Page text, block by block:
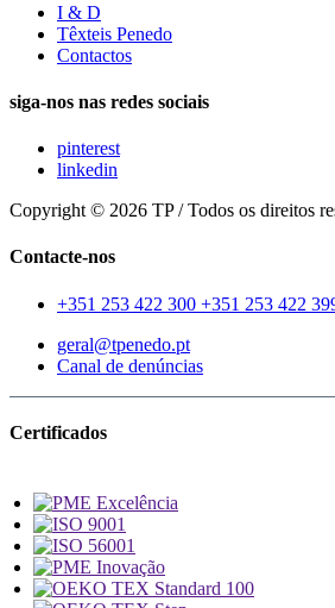
I & D
Têxteis Penedo
Contactos
siga-nos nas redes sociais
pinterest
linkedin
Copyright © 2026 TP / Todos os direitos
Contacte-nos
+351 253 422 300 +351 253 422
geral@tpenedo.pt
Canal de denúncias
Certificados